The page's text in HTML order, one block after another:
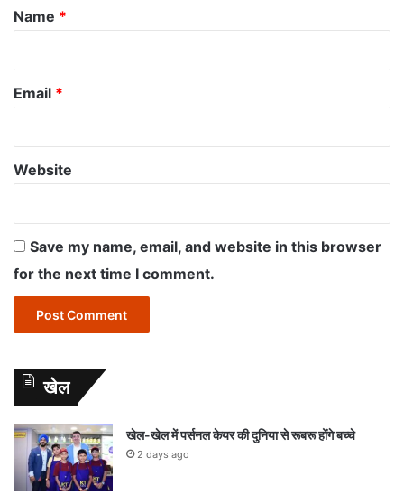
*
Name *
Email *
Website
Save my name, email, and website in this browser
for the next time I comment.
खेल
खेल-खेल में पर्सनल केयर की दुनिया से रूबरू होंगे बच्चे
2 days ago